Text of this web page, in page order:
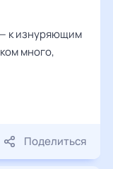
к изнуряющим
много,
Поделиться